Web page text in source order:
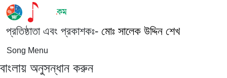
প্রতিষ্ঠাতা এবং প্রকাশকঃ- মোঃ সালেক উদ্দিন শেখ
Song Menu
বাংলায় অনুসন্ধান করুন